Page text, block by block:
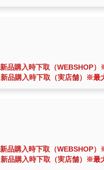
新品購入時下取（WEBSHOP）
新品購入時下取（実店舗）
※最
新品購入時下取（WEBSHOP）
新品購入時下取（実店舗）
※最